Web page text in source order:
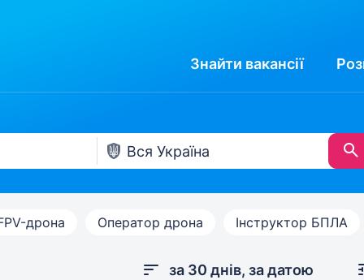
Знайти вакансії
дрона Оператор дрона Інструктор БПЛА
за 30 днів, за датою